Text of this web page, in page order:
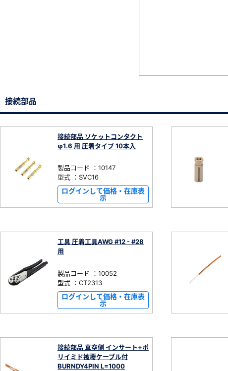
接続部品
接続部品 ソケットコンタクト
φ1.6 用 圧着タイプ 10本入
製品コード ：10147
型式 ：SVC16
ログインして価格・在庫表
示
工具 圧着工具AWG #12 - #28
用
製品コード ：10052
型式 ：CT2313
ログインして価格・在庫表
示
接続部品 真空側 インサート+ポ
リイミド被覆ケーブル付
BURNDY4PIN L=1000